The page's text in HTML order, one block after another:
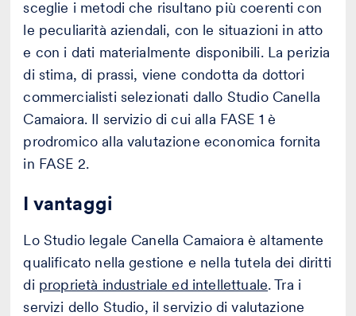
sceglie i metodi che risultano più coerenti con
le peculiarità aziendali, con le situazioni in atto
e con i dati materialmente disponibili. La perizia
di stima, di prassi, viene condotta da dottori
commercialisti selezionati dallo Studio Canella
Camaiora. Il servizio di cui alla FASE 1 è
prodromico alla valutazione economica fornita
in FASE 2.
I vantaggi
Lo Studio legale Canella Camaiora è altamente
qualificato nella gestione e nella tutela dei diritti
di proprietà industriale ed intellettuale. Tra i
servizi dello Studio, il servizio di valutazione